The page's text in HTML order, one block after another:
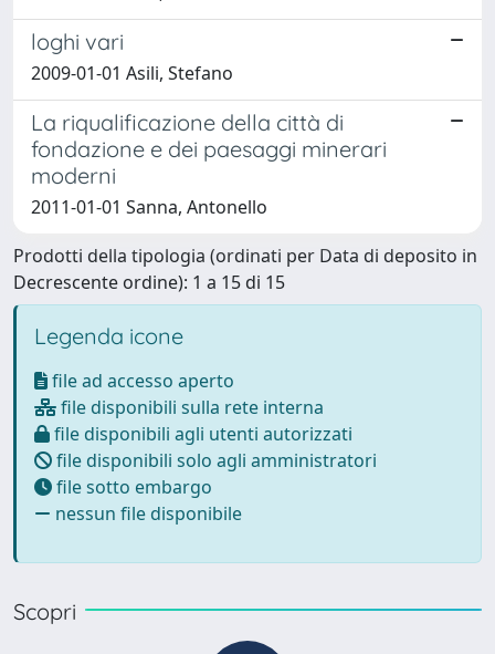
loghi vari
2009-01-01 Asili, Stefano
La riqualificazione della città di
fondazione e dei paesaggi minerari
moderni
2011-01-01 Sanna, Antonello
Prodotti della tipologia (ordinati per Data di deposito in
Decrescente ordine): 1 a 15 di 15
Legenda icone
file ad accesso aperto
file disponibili sulla rete interna
file disponibili agli utenti autorizzati
file disponibili solo agli amministratori
file sotto embargo
nessun file disponibile
Scopri